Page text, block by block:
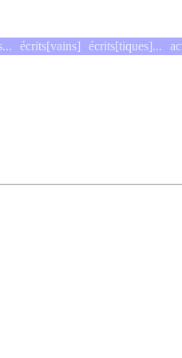
écrits[vains] écrits[tiques]...
du lac des Settons/vers-le-